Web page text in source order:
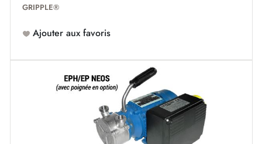
GRIPPLE®
Ajouter aux favoris